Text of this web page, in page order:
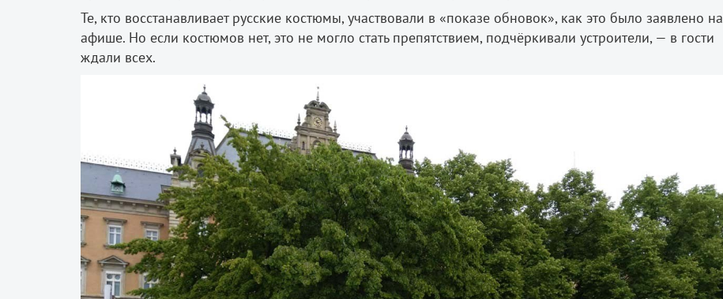
Те, кто восстанавливает русские костюмы, участвовали в «показе обновок», как это было заявлено на
афише. Но если костюмов нет, это не могло стать препятствием, подчёркивали устроители, — в гости
ждали всех.